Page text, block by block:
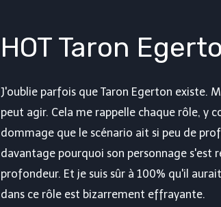
HOT Taron
J'oublie parfois que Taron Egerton existe.
peut agir. Cela me rappelle chaque rôle, y
dommage que le scénario ait si peu de
davantage pourquoi son personnage
profondeur. Et je suis sûr à 100% qu'il
dans ce rôle est bizarrement effrayante.